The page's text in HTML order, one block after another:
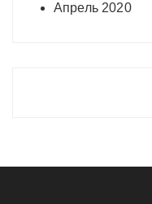
Апрель 2020